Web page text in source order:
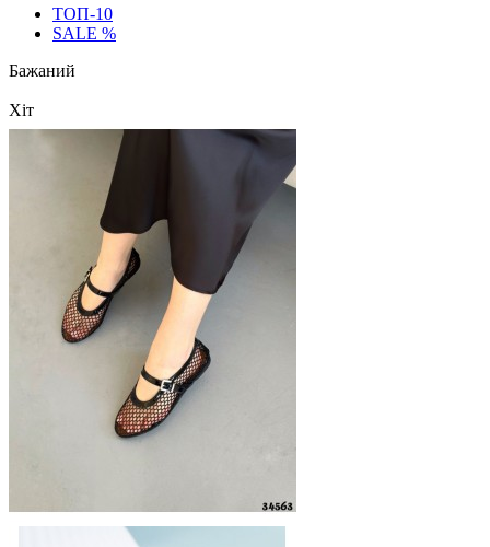
ТОП-10
SALE %
Бажаний
Хіт